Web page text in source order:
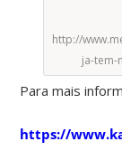
http://
ja-tem-
Para mais
https://